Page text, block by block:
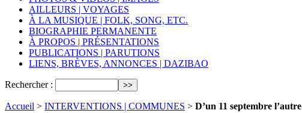
AILLEURS | VOYAGES
À LA MUSIQUE | FOLK, SONG, ETC.
BIOGRAPHIE PERMANENTE
À PROPOS | PRÉSENTATIONS
PUBLICATIONS | PARUTIONS
LIENS, BRÈVES, ANNONCES | DAZIBAO
Rechercher :
Accueil > INTERVENTIONS | COMMUNES > D’un 11 septembre l’autre